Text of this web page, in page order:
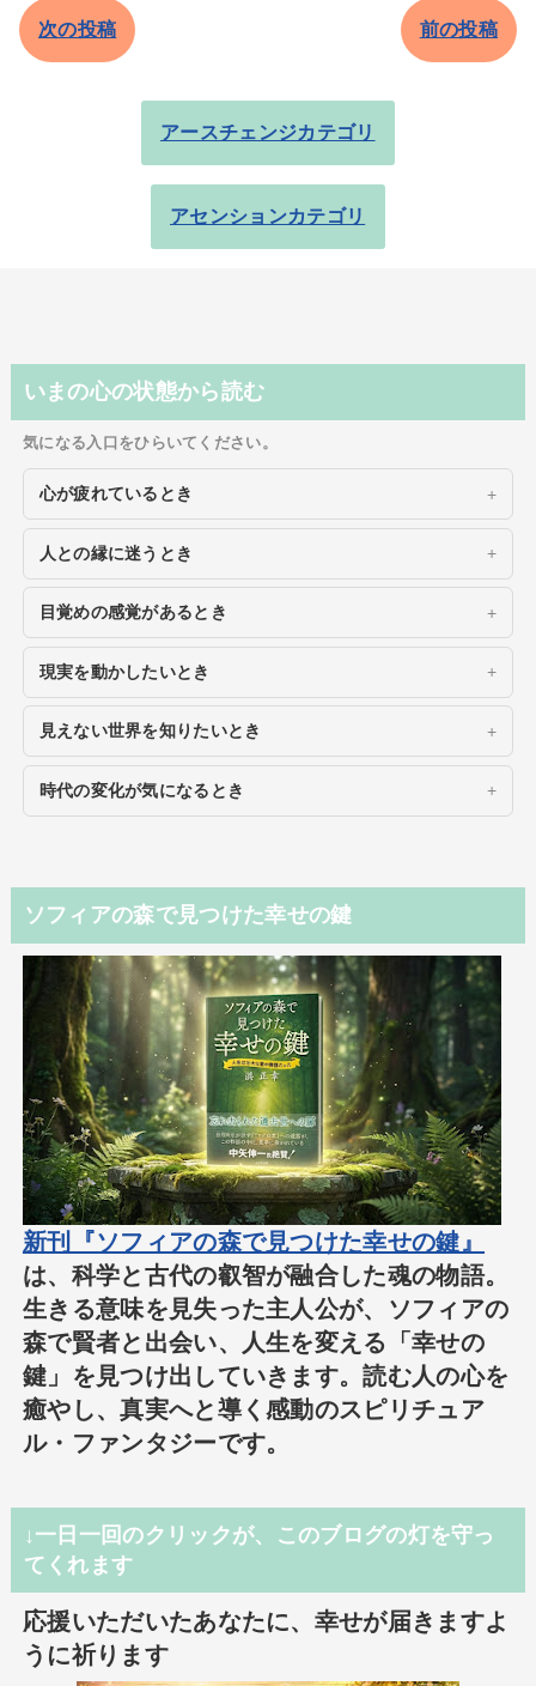
次の投稿 前の投稿
アースチェンジカテゴリ
アセンションカテゴリ
いまの心の状態から読む
気になる入口をひらいてください。
心が疲れているとき
人との縁に迷うとき
目覚めの感覚があるとき
現実を動かしたいとき
見えない世界を知りたいとき
時代の変化が気になるとき
ソフィアの森で見つけた幸せの鍵
新刊『ソフィアの森で見つけた幸せの鍵』
は、科学と古代の叡智が融合した魂の物語。
生きる意味を見失った主人公が、ソフィアの
森で賢者と出会い、人生を変える「幸せの
鍵」を見つけ出していきます。読む人の心を
癒やし、真実へと導く感動のスピリチュア
ル・ファンタジーです。
↓一日一回のクリックが、このブログの灯を守っ
てくれます
応援いただいたあなたに、幸せが届きますよ
うに祈ります